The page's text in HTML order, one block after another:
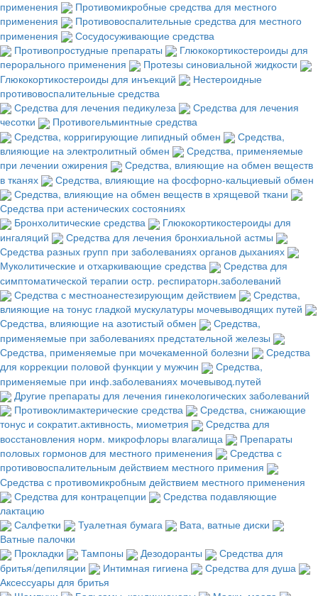
применения
Противомикробные средства для местного
применения
Противовоспалительные средства для местного
применения
Сосудосуживающие средства
Противопростудные препараты
Глюкокортикостероиды для
перорального применения
Протезы синовиальной жидкости
Глюкокортикостероиды для инъекций
Нестероидные
противовоспалительные средства
Средства для лечения педикулеза
Средства для лечения
чесотки
Противогельминтные средства
Средства, корригирующие липидный обмен
Средства,
влияющие на электролитный обмен
Средства, применяемые
при лечении ожирения
Средства, влияющие на обмен веществ
в тканях
Средства, влияющие на фосфорно-кальциевый обмен
Средства, влияющие на обмен веществ в хрящевой ткани
Средства при астенических состояниях
Бронхолитические средства
Глюкокортикостероиды для
ингаляций
Средства для лечения бронхиальной астмы
Средства разных групп при заболеваниях органов дыханиях
Муколитические и отхаркивающие средства
Средства для
симптоматической терапии остр. респираторн.заболеваний
Средства с местноанестезирующим действием
Средства,
влияющие на тонус гладкой мускулатуры мочевыводящих путей
Средства, влияющие на азотистый обмен
Средства,
применяемые при заболеваниях предстательной железы
Средства, применяемые при мочекаменной болезни
Средства
для коррекции половой функции у мужчин
Средства,
применяемые при инф.заболеваниях мочевывод.путей
Другие препараты для лечения гинекологических заболеваний
Противоклимактерические средства
Средства, снижающие
тонус и сократит.активность, миометрия
Средства для
восстановления норм. микрофлоры влагалища
Препараты
половых гормонов для местного применения
Средства с
противовоспалительным действием местного примения
Средства с противомикробным действием местного применения
Средства для контрацепции
Средства подавляющие
лактацию
Салфетки
Туалетная бумага
Вата, ватные диски
Ватные палочки
Прокладки
Тампоны Дезодоранты
Средства для
бритья/депиляции
Интимная гигиена
Средства для душа
Аксессуары для бритья